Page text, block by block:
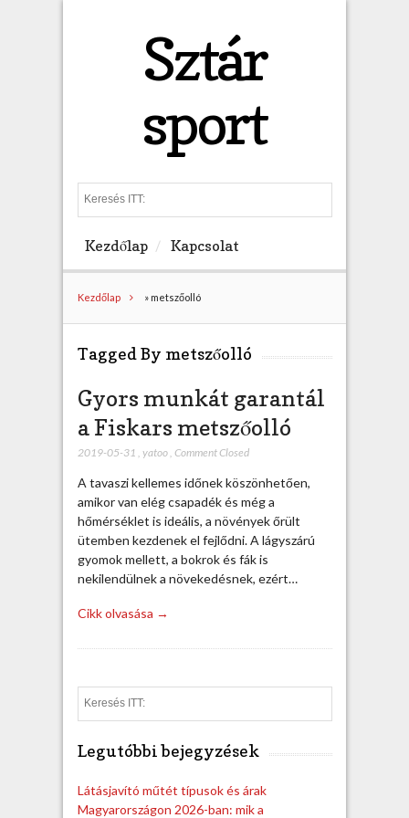
Sztár
sport
e
h
Kezdőlap Kapcsolat
Kezdőlap » metszőolló
Tagged By metszőolló
Gyors munkát garantál
a Fiskars metszőolló
2019-05-31 yatoo, Comment Closed
A tavaszi kellemes időnek köszönhetően,
amikor van elég csapadék és még a
hőmérséklet is ideális, a növények őrült
ütemben kezdenek el fejlődni. A lágyszárú
gyomok mellett, a bokrok és fák is
nekilendülnek a növekedésnek, ezért…
Cikk olvasása →
e
Legutóbbi bejegyzések
Látásjavító műtét típusok és árak
Magyarországon 2026-ban: mik a